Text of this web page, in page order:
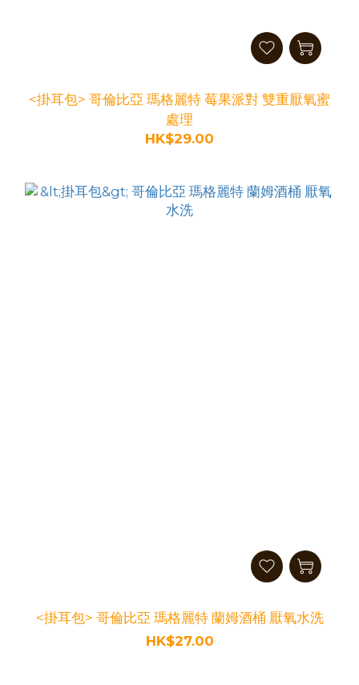
<掛耳包> 哥倫比亞 瑪格麗特 莓果派對 雙重厭氧蜜
處理
HK$29.00
<掛耳包> 哥倫比亞 瑪格麗特 蘭姆酒桶 厭氧水洗
HK$27.00